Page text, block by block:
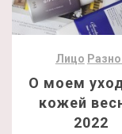
Лицо
О моем
кожей
2022